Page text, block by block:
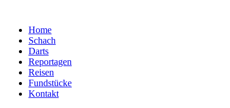
Home
Schach
Darts
Reportagen
Reisen
Fundstücke
Kontakt